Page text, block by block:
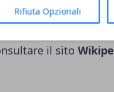
Rifiuta Opzionali
in fase di
Per un
il sito